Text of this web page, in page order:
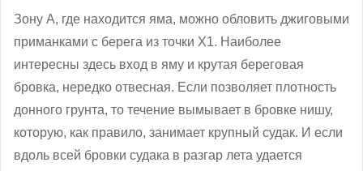
Зону А, где находится яма, можно обловить джиговыми
приманками с берега из точки X1. Наиболее
интересны здесь вход в яму и крутая береговая
бровка, нередко отвесная. Если позволяет плотность
донного грунта, то течение вымывает в бровке нишу,
которую, как правило, занимает крупный судак. И если
вдоль всей бровки судака в разгар лета удается